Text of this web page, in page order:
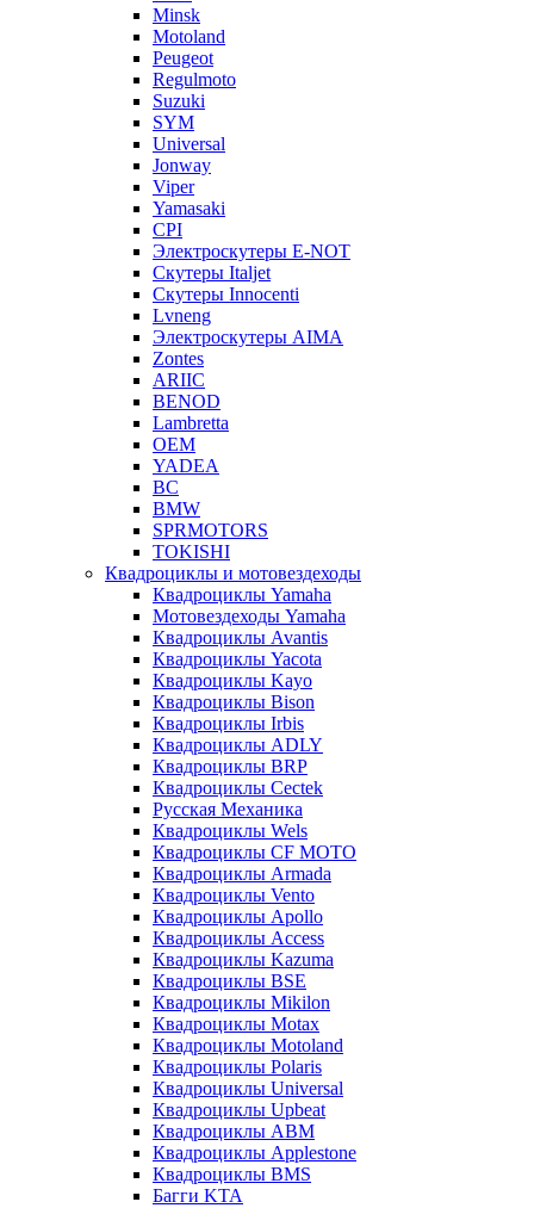
Minsk
Motoland
Peugeot
Regulmoto
Suzuki
SYM
Universal
Jonway
Viper
Yamasaki
CPI
Электроскутеры E-NOT
Скутеры Italjet
Скутеры Innocenti
Lvneng
Электроскутеры AIMA
Zontes
ARIIC
BENOD
Lambretta
OEM
YADEA
BC
BMW
SPRMOTORS
TOKISHI
Квадроциклы и мотовездеходы
Квадроциклы Yamaha
Мотовездеходы Yamaha
Квадроциклы Avantis
Квадроциклы Yacota
Квадроциклы Kayo
Квадроциклы Bison
Квадроциклы Irbis
Квадроциклы ADLY
Квадроциклы BRP
Квадроциклы Cectek
Русская Механика
Квадроциклы Wels
Квадроциклы CF MOTO
Квадроциклы Armada
Квадроциклы Vento
Квадроциклы Apollo
Квадроциклы Access
Квадроциклы Kazuma
Квадроциклы BSE
Квадроциклы Mikilon
Квадроциклы Motax
Квадроциклы Motoland
Квадроциклы Polaris
Квадроциклы Universal
Квадроциклы Upbeat
Квадроциклы ABM
Квадроциклы Applestone
Квадроциклы BMS
Багги KTA